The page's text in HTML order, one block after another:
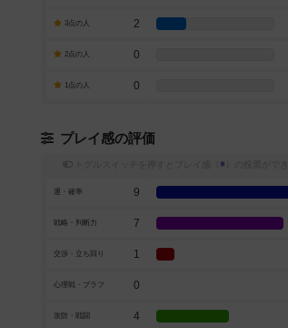
3点の人 2
2点の人 0
1点の人 0
プレイ感の評価
※
運・確率 9
戦略・判断力 7
交渉・立ち回り 1
心理戦・ブラフ 0
攻防・戦闘 4